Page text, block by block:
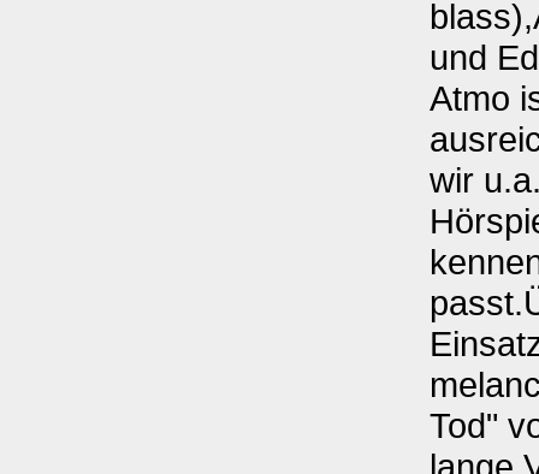
und
Atmo
wir
Tod"